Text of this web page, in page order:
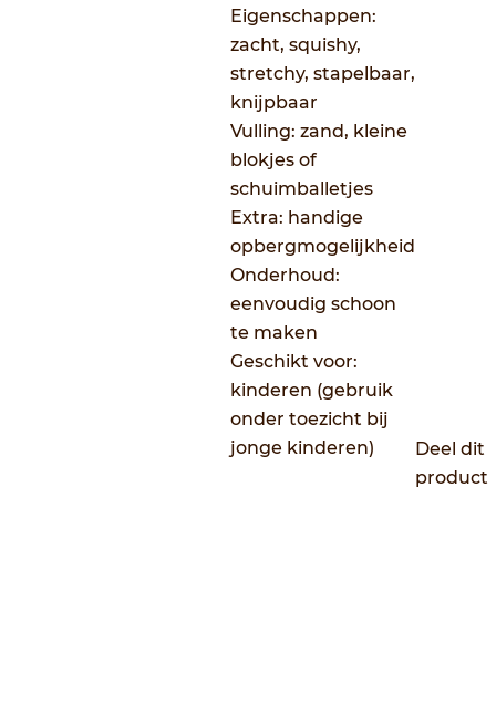
Eigenschappen:
zacht, squishy,
stretchy, stapelbaar,
knijpbaar
Vulling: zand, kleine
blokjes of
schuimballetjes
Extra: handige
opbergmogelijkheid
Onderhoud:
eenvoudig schoon
te maken
Geschikt voor:
kinderen (gebruik
onder toezicht bij
jonge kinderen)
Deel dit
product